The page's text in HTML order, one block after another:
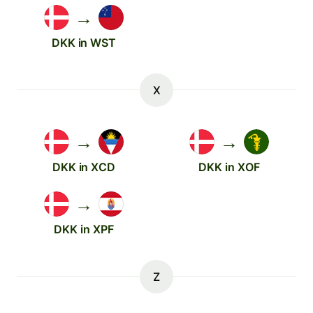
→
DKK in WST
X
→
DKK in XCD
→
DKK in XOF
→
DKK in XPF
Z